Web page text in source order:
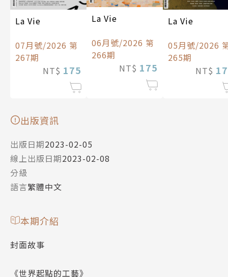
La Vie
07月號/2026 第
267期
NT$ 175
La Vie
06月號/2026 第
266期
NT$ 175
La Vie
05月號/2026
265期
NT$
出版資訊
出版日期2023-02-05
線上出版日期2023-02-08
分級
語言繁體中文
本期介紹
封面故事
《世界起點的工藝》